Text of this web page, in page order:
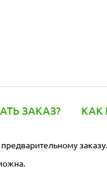
ЗАКАЗ? КАК
заказу.